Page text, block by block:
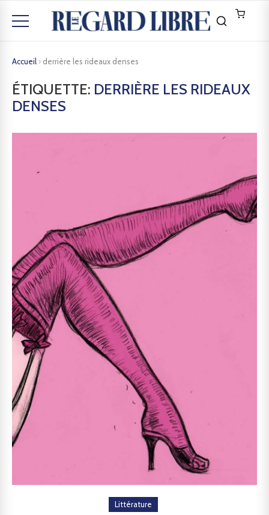
Accueil › derrière les rideaux denses
ÉTIQUETTE: DERRIÈRE LES RIDEAUX
DENSES
Littérature